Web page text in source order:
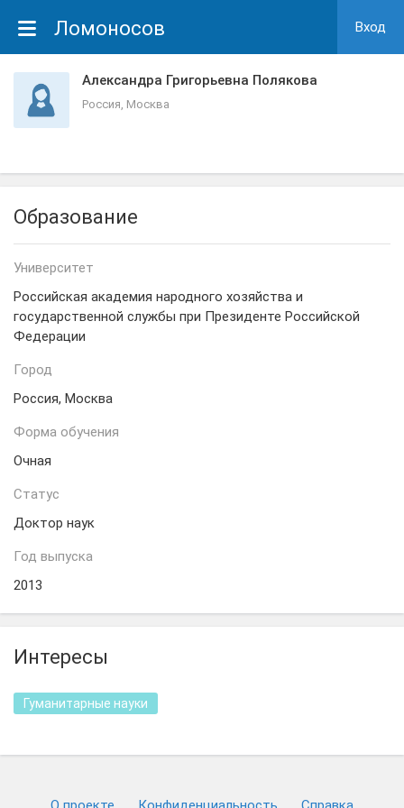
Ломоносов Вход
Александра Григорьевна Полякова
Россия, Москва
Образование
Университет
Российская академия народного хозяйства и
государственной службы при Президенте Российской
Федерации
Город
Россия, Москва
Форма обучения
Очная
Статус
Доктор наук
Год выпуска
2013
Интересы
Гуманитарные науки